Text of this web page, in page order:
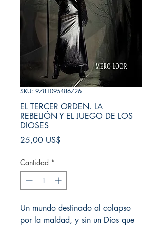
SKU: 9781095486726
EL TERCER ORDEN. LA
REBELIÓN Y EL JUEGO DE LOS
DIOSES
25,00 US$
Cantidad *
Un mundo destinado al colapso
por la maldad, y sin un Dios que